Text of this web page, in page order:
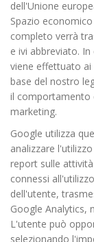
dell'Unione
Spazio
completo verrà
e ivi abbreviato.
viene effettuato ai
base del nostro
il comportamento
marketing.
Google utilizza
analizzare
report sulle
connessi
dell'utente,
Google Analytics,
L'utente può
selezionando